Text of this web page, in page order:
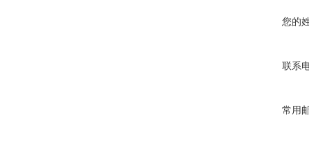
您的
联系
常用